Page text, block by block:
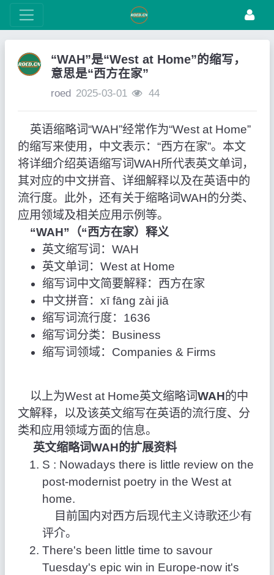
“WAH”是“West at Home”的缩写，
意思是“西方在家”
roed 2025-03-01 44
英语缩略词“WAH”经常作为“West at Home”
的缩写来使用，中文表示：“西方在家”。本文
将详细介绍英语缩写词WAH所代表英文单词，
其对应的中文拼音、详细解释以及在英语中的
流行度。此外，还有关于缩略词WAH的分类、
应用领域及相关应用示例等。
“WAH”（“西方在家）释义
英文缩写词：WAH
英文单词：West at Home
缩写词中文简要解释：西方在家
中文拼音：xī fāng zài jiā
缩写词流行度：1636
缩写词分类：Business
缩写词领域：Companies & Firms
以上为West at Home英文缩略词WAH的中
文解释，以及该英文缩写在英语的流行度、分
类和应用领域方面的信息。
英文缩略词WAH的扩展资料
S : Nowadays there is little review on the
post-modernist poetry in the West at
home.
目前国内对西方后现代主义诗歌还少有
评介。
There's been little time to savour
Tuesday's epic win in Europe-now it's